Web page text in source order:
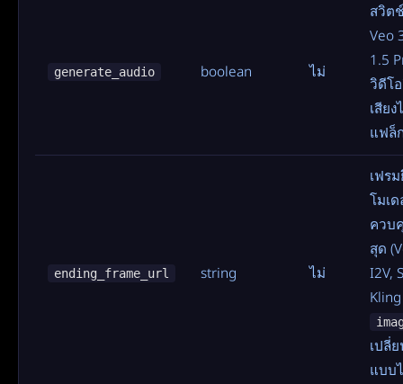
generate_audio boolean ไม่
สวิต
Veo
1.5
วิดีโ
เสีย
แฟล็
ending_frame_url string ไม่
เฟร
โมเ
ควบ
สุด
I2V,
เปลี่
แบบ